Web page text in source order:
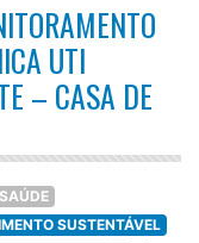
UTI
– CASA DE
SUSTENTÁVEL